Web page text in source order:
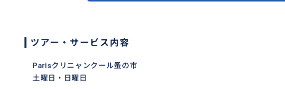
ツアー・サービス内容
Parisクリニャンクール蚤の市
土曜日・日曜日